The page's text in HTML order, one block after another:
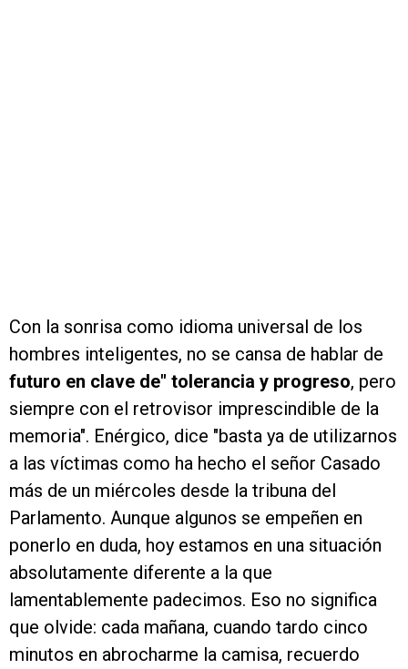
Con la sonrisa como idioma universal de los
hombres inteligentes, no se cansa de hablar de
futuro en clave de" tolerancia y progreso, pero
siempre con el retrovisor imprescindible de la
memoria". Enérgico, dice "basta ya de utilizarnos
a las víctimas como ha hecho el señor Casado
más de un miércoles desde la tribuna del
Parlamento. Aunque algunos se empeñen en
ponerlo en duda, hoy estamos en una situación
absolutamente diferente a la que
lamentablemente padecimos. Eso no significa
que olvide: cada mañana, cuando tardo cinco
minutos en abrocharme la camisa, recuerdo